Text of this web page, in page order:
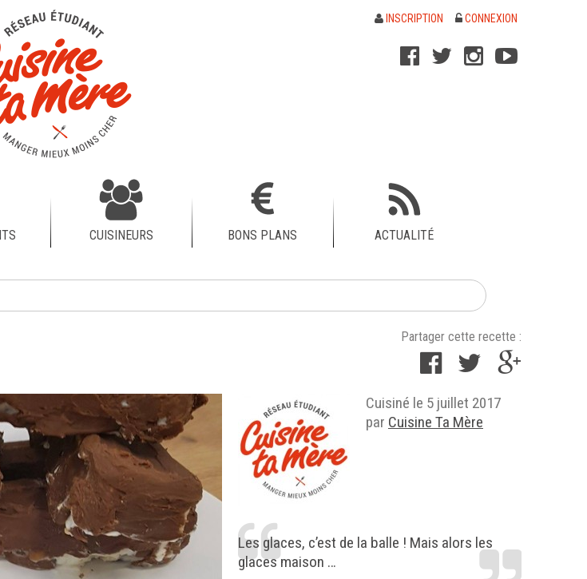
INSCRIPTION CONNEXION
CUISINEURS BONS PLANS ACTUALITÉ
Partager cette recette :
Cuisiné le 5 juillet 2017
par Cuisine Ta Mère
Les glaces, c’est de la balle ! Mais alors les
glaces maison …